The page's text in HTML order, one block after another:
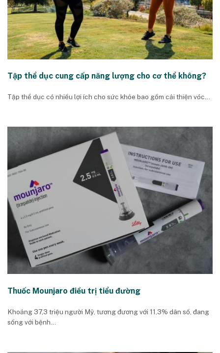
Tập thể dục cung cấp năng lượng cho cơ thể không?
Tập thể dục có nhiều lợi ích cho sức khỏe bao gồm cải thiện vóc...
Thuốc Mounjaro điều trị tiểu đường
Khoảng 37,3 triệu người Mỹ, tương đương với 11,3% dân số, đang
sống với bệnh...